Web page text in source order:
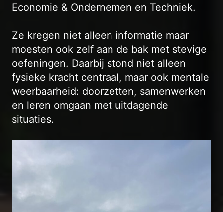
Economie & Ondernemen en Techniek.
Ze kregen niet alleen informatie maar
moesten ook zelf aan de bak met stevige
oefeningen. Daarbij stond niet alleen
fysieke kracht centraal, maar ook mentale
weerbaarheid: doorzetten, samenwerken
en leren omgaan met uitdagende
situaties.